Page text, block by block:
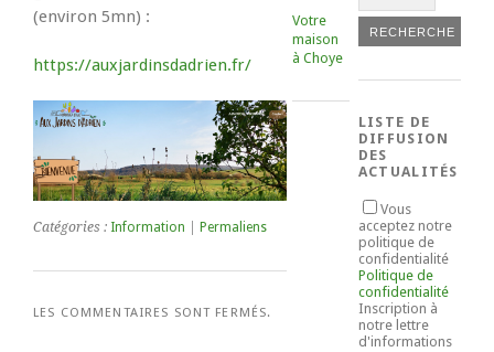
(environ 5mn) :
https://auxjardinsdadrien.fr/
Catégories : Information Permaliens
LES COMMENTAIRES SONT FERMÉS.
Votre
maison
à Choye
LISTE DE
DIFFUSION
DES
ACTUALITÉS
Vous
acceptez notre
politique de
confidentialité
Politique de
confidentialité
Inscription à
notre lettre
d'informations